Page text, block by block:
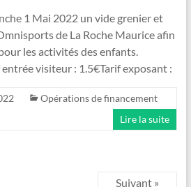
1 Mai 2022 un vide grenier et
de La Roche Maurice afin
les activités des enfants.
visiteur : 1.5€Tarif exposant :
Opérations de financement
Lire la suite
Suivant »